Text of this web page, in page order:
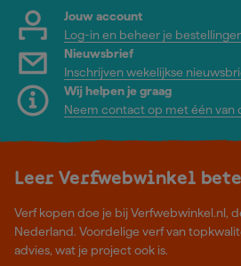
Jouw account
Log-in en beheer je
Nieuwsbrief
Inschrijven wekelijkse
Wij helpen je graag
Neem contact op met één van
Leer Verfwebwinkel
Verf kopen doe je bij Verfwebwinkel.nl,
Nederland. Voordelige verf van
advies, wat je project ook is.